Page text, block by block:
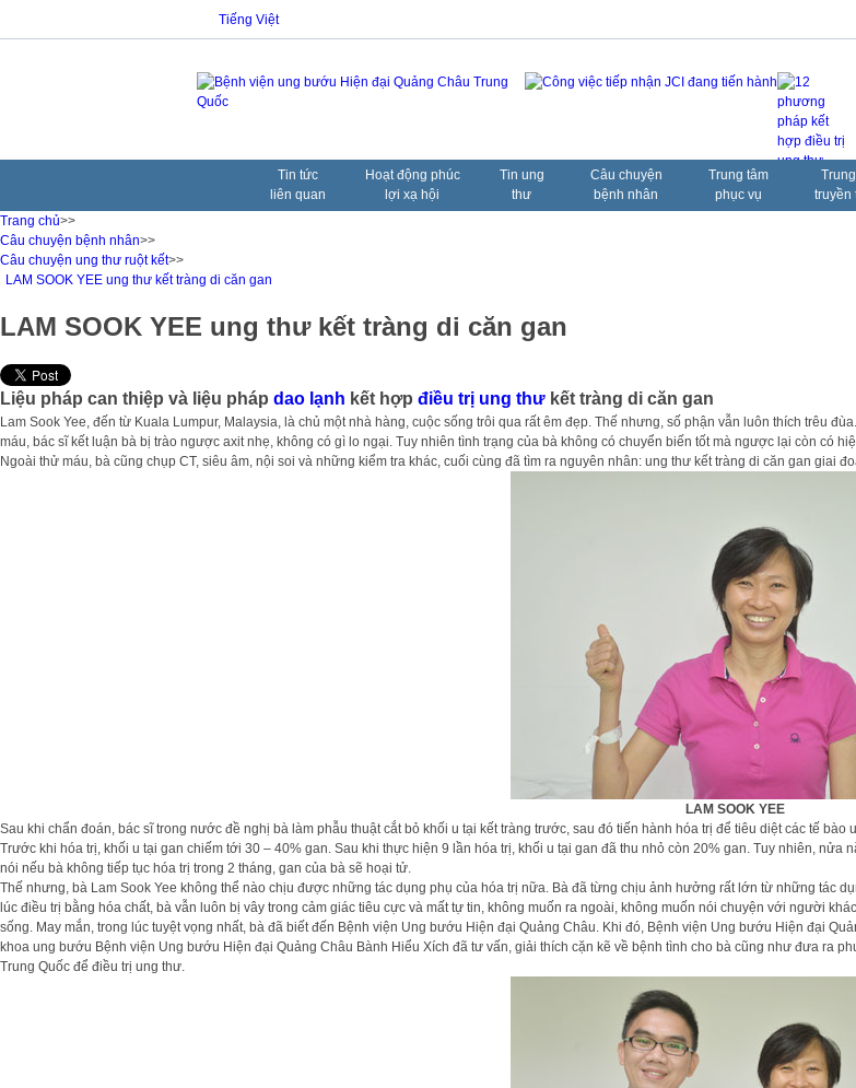
Tiếng Việt
Tin tức
liên quan
Hoạt động phúc
lợi xạ hội
Tin ung
thư
Câu chuyện
bệnh nhân
Trung tâm
phục vụ
truyền
Trang chủ>>
Câu chuyện bệnh nhân>>
Câu chuyện ung thư ruột kết>>
LAM SOOK YEE ung thư kết tràng di căn gan
LAM SOOK YEE ung thư kết tràng di căn gan
Liệu pháp can thiệp và liệu pháp dao lạnh kết hợp điều trị ung thư kết tràng di căn gan
Lam Sook Yee, đến từ Kuala Lumpur, Malaysia, là chủ một nhà hàng, cuộc sống trôi qua rất êm đẹp. Thế nhưng, số phận vẫn luôn thích trêu
máu, bác sĩ kết luận bà bị trào ngược axit nhẹ, không có gì lo ngại. Tuy nhiên tình trạng của bà không có chuyển biến tốt mà ngược lại còn có
Ngoài thử máu, bà cũng chụp CT, siêu âm, nội soi và những kiểm tra khác, cuối cùng đã tìm ra nguyên nhân: ung thư kết tràng di căn gan giai
LAM SOOK YEE
Sau khi chẩn đoán, bác sĩ trong nước đề nghị bà làm phẫu thuật cắt bỏ khối u tại kết tràng trước, sau đó tiến hành hóa trị để tiêu diệt các tế
Trước khi hóa trị, khối u tại gan chiếm tới 30 – 40% gan. Sau khi thực hiện 9 lần hóa trị, khối u tại gan đã thu nhỏ còn 20% gan. Tuy nhiên,
nói nếu bà không tiếp tục hóa trị trong 2 tháng, gan của bà sẽ hoại tử.
Thế nhưng, bà Lam Sook Yee không thể nào chịu được những tác dụng phụ của hóa trị nữa. Bà đã từng chịu ảnh hưởng rất lớn từ những tác
lúc điều trị bằng hóa chất, bà vẫn luôn bị vây trong cảm giác tiêu cực và mất tự tin, không muốn ra ngoài, không muốn nói chuyện với người
sống. May mắn, trong lúc tuyệt vọng nhất, bà đã biết đến Bệnh viện Ung bướu Hiện đại Quảng Châu. Khi đó, Bệnh viện Ung bướu Hiện đại
khoa ung bướu Bệnh viện Ung bướu Hiện đại Quảng Châu Bành Hiểu Xích đã tư vấn, giải thích cặn kẽ về bệnh tình cho bà cũng như đưa ra
Trung Quốc để điều trị ung thư.